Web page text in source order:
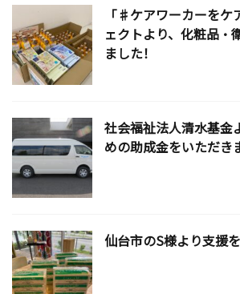
「♯ケアワーカーをケ
ェクトより、化粧品・
ました！
社会福祉法人清水基金
めの助成金をいただき
仙台市のS様より支援